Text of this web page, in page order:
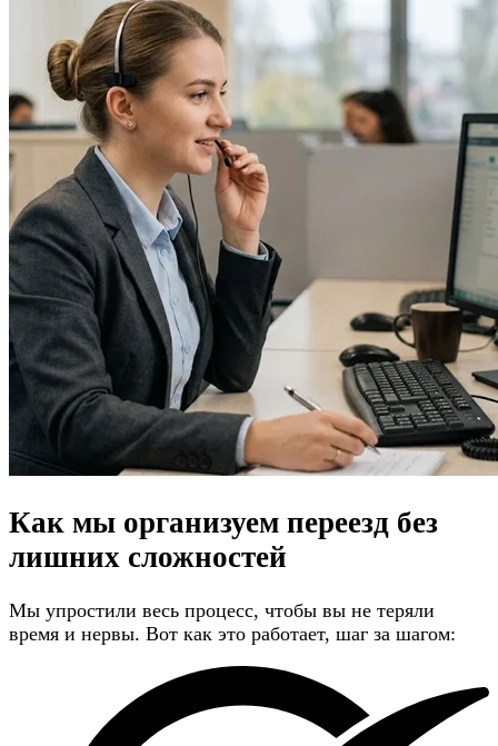
Как мы организуем переезд без
лишних сложностей
Мы упростили весь процесс, чтобы вы не теряли
время и нервы. Вот как это работает, шаг за шагом: